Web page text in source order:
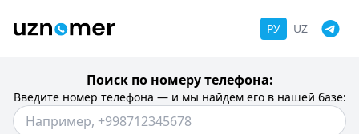
РУ UZ
Поиск по номеру телефона:
Введите номер телефона — и мы найдем его в нашей базе: